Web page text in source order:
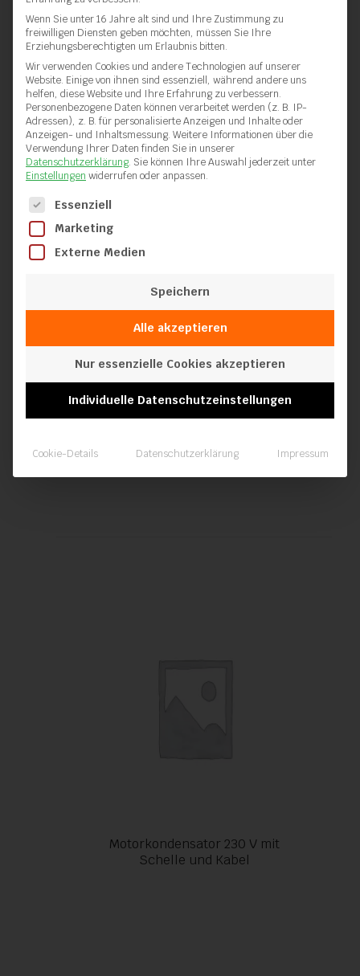
Schweißschuh rund 20mm
Motorkondensator 230 V mit
Schelle und Kabel
Wenn Sie unter 16 Jahre alt sind und Ihre Zustimmung zu
freiwilligen Diensten geben möchten, müssen Sie Ihre
Erziehungsberechtigten um Erlaubnis bitten.
Wir verwenden Cookies und andere Technologien auf unserer
Website. Einige von ihnen sind essenziell, während andere uns
helfen, diese Website und Ihre Erfahrung zu verbessern.
Personenbezogene Daten können verarbeitet werden (z. B. IP-
Adressen), z. B. für personalisierte Anzeigen und Inhalte oder
Anzeigen- und Inhaltsmessung. Weitere Informationen über die
Verwendung Ihrer Daten finden Sie in unserer
Datenschutzerklärung. Sie können Ihre Auswahl jederzeit unter
Einstellungen widerrufen oder anpassen.
Es folgt eine Liste der Service-Gruppen, für die eine
Essenziell
Marketing
Externe Medien
Speichern
Alle akzeptieren
Nur essenzielle Cookies akzeptieren
Individuelle Datenschutzeinstellungen
Cookie-Details Datenschutzerklärung Impressum